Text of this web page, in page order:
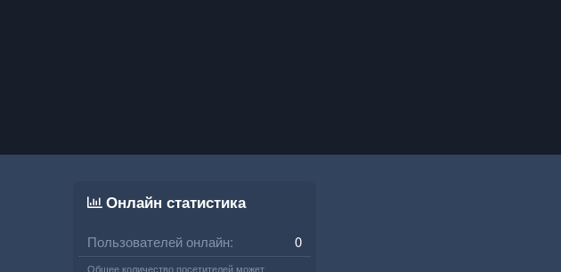
Онлайн статистика
Пользователей онлайн 0
Общее количество посетителей может